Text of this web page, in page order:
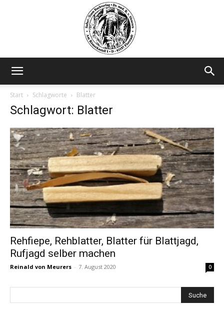
Start
Schlagworte Blatter
Schlagwort: Blatter
Rehfiepe, Rehblatter, Blatter für Blattjagd,
Rufjagd selber machen
Reinald von Meurers - 7. August 2020 0